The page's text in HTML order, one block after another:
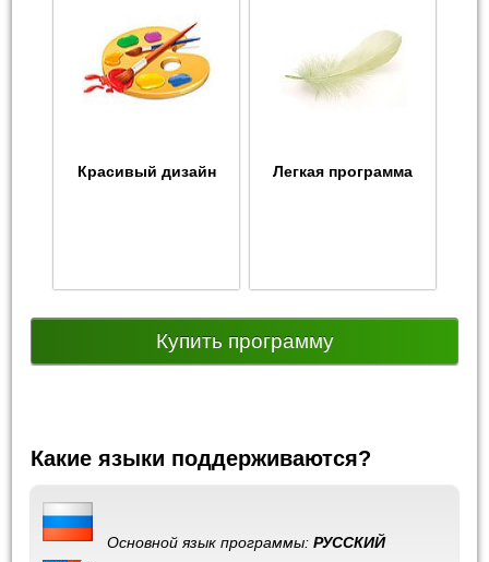
Красивый дизайн Легкая программа
Купить программу
Какие языки поддерживаются?
Основной язык программы:РУССКИЙ